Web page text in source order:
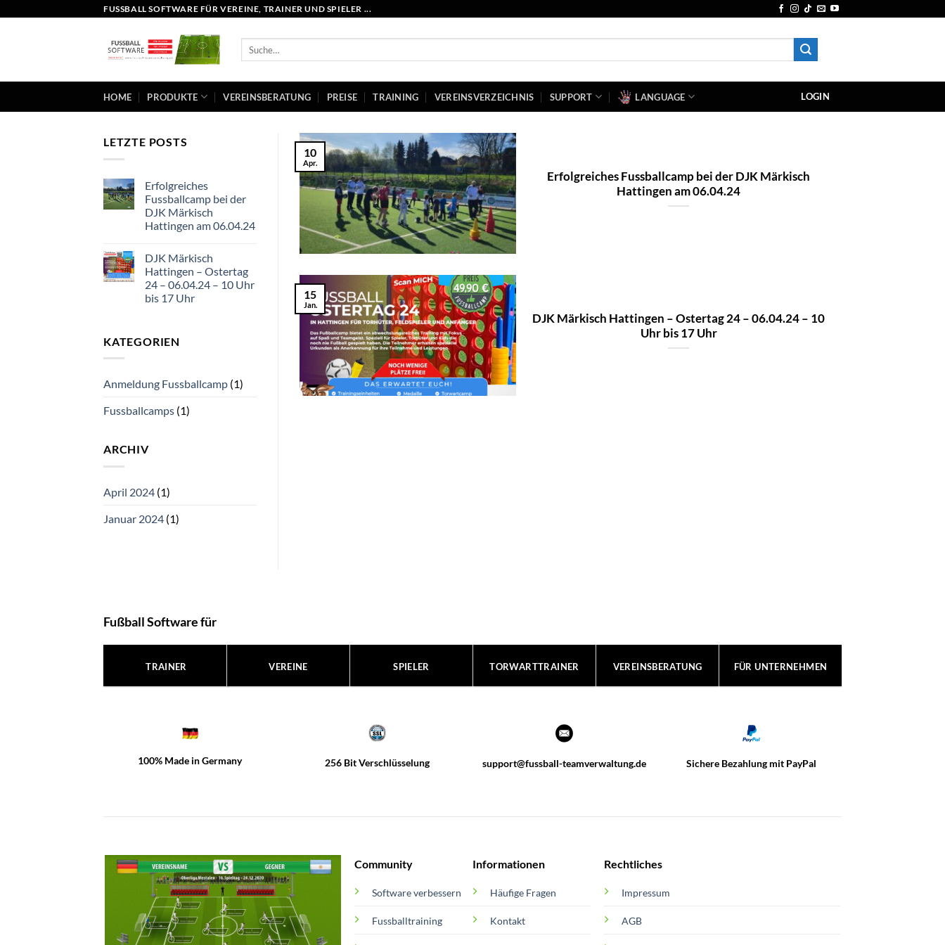
FUSSBALL SOFTWARE FÜR VEREINE, TRAINER UND SPIELER ...
HOME PRODUKTE VEREINSBERATUNG PREISE TRAINING VEREINSVERZEICHNIS SUPPORT LANGUAGE LOGIN
LETZTE POSTS
Erfolgreiches
Fussballcamp bei der
DJK Märkisch
Hattingen am 06.04.24
DJK Märkisch
Hattingen – Ostertag
24 – 06.04.24 – 10 Uhr
bis 17 Uhr
KATEGORIEN
Anmeldung Fussballcamp (1)
Fussballcamps (1)
ARCHIV
April 2024 (1)
Januar 2024 (1)
Erfolgreiches Fussballcamp bei der DJK Märkisch
Hattingen am 06.04.24
10
Apr.
DJK Märkisch Hattingen – Ostertag 24 – 06.04.24 – 10
Uhr bis 17 Uhr
15
Jan.
Fußball Software für
TRAINER VEREINE SPIELER TORWARTTRAINER VEREINSBERATUNG FÜR UNTERNEHMEN
100% Made in Germany 256 Bit Verschlüsselung support@fussball-teamverwaltung.de Sichere Bezahlung mit PayPal
Community
Software verbessern
Fussballtraining
Informationen
Häufige Fragen
Kontakt
Rechtliches
Impressum
AGB